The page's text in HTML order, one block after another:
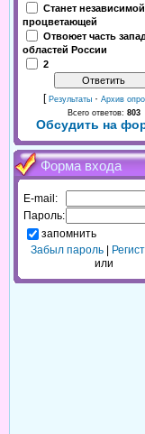
Станет
процветающей
Отвоюет часть
областей России
2
[ Результаты · Архив
Всего ответов: 803
Обсудить на
Форма входа
E-mail:
Пароль:
запомнить
Забыл пароль
или